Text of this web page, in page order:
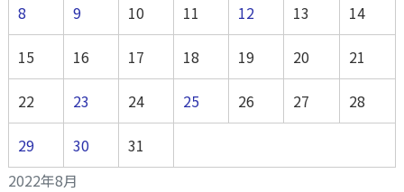
2022年8月
8 9 10 11 12 13 14
15 16 17 18 19 20 21
22 23 24 25 26 27 28
29 30 31